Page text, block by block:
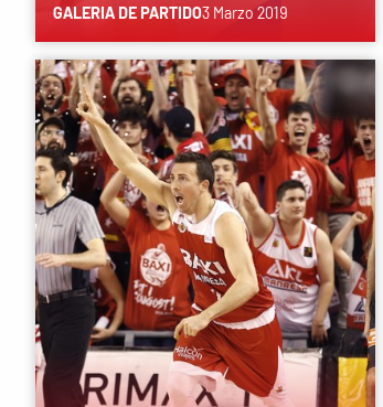
GALERIA DE PARTIDO3 Marzo 2019